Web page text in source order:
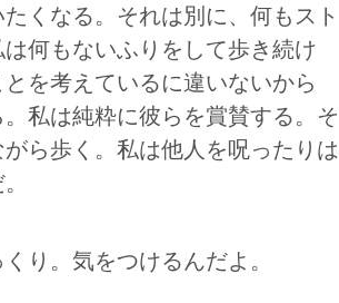
くなる。それは別に、何もスト
何もないふりをして歩き続け
を考えているに違いないから
私は純粋に彼らを賞賛する。そ
ら歩く。私は他人を呪ったりは
り。気をつけるんだよ。